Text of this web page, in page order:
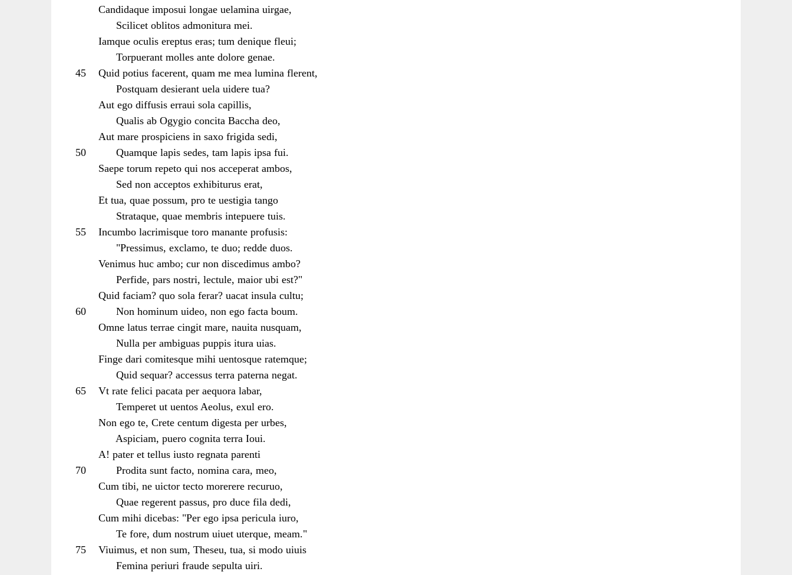
Candidaque imposui longae uelamina uirgae,
Scilicet oblitos admonitura mei.
Iamque oculis ereptus eras; tum denique fleui;
Torpuerant molles ante dolore genae.
45
Quid potius facerent, quam me mea lumina flerent,
Postquam desierant uela uidere tua?
Aut ego diffusis erraui sola capillis,
Qualis ab Ogygio concita Baccha deo,
Aut mare prospiciens in saxo frigida sedi,
50
Quamque lapis sedes, tam lapis ipsa fui.
Saepe torum repeto qui nos acceperat ambos,
Sed non acceptos exhibiturus erat,
Et tua, quae possum, pro te uestigia tango
Strataque, quae membris intepuere tuis.
55
Incumbo lacrimisque toro manante profusis:
"Pressimus, exclamo, te duo; redde duos.
Venimus huc ambo; cur non discedimus ambo?
Perfide, pars nostri, lectule, maior ubi est?"
Quid faciam? quo sola ferar? uacat insula cultu;
60
Non hominum uideo, non ego facta boum.
Omne latus terrae cingit mare, nauita nusquam,
Nulla per ambiguas puppis itura uias.
Finge dari comitesque mihi uentosque ratemque;
Quid sequar? accessus terra paterna negat.
65
Vt rate felici pacata per aequora labar,
Temperet ut uentos Aeolus, exul ero.
Non ego te, Crete centum digesta per urbes,
Aspiciam, puero cognita terra Ioui.
A! pater et tellus iusto regnata parenti
70
Prodita sunt facto, nomina cara, meo,
Cum tibi, ne uictor tecto morerere recuruo,
Quae regerent passus, pro duce fila dedi,
Cum mihi dicebas: "Per ego ipsa pericula iuro,
Te fore, dum nostrum uiuet uterque, meam."
75
Viuimus, et non sum, Theseu, tua, si modo uiuis
Femina periuri fraude sepulta uiri.